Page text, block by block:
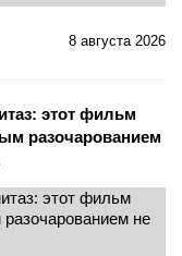
8 августа 2026
этот фильм
разочарованием